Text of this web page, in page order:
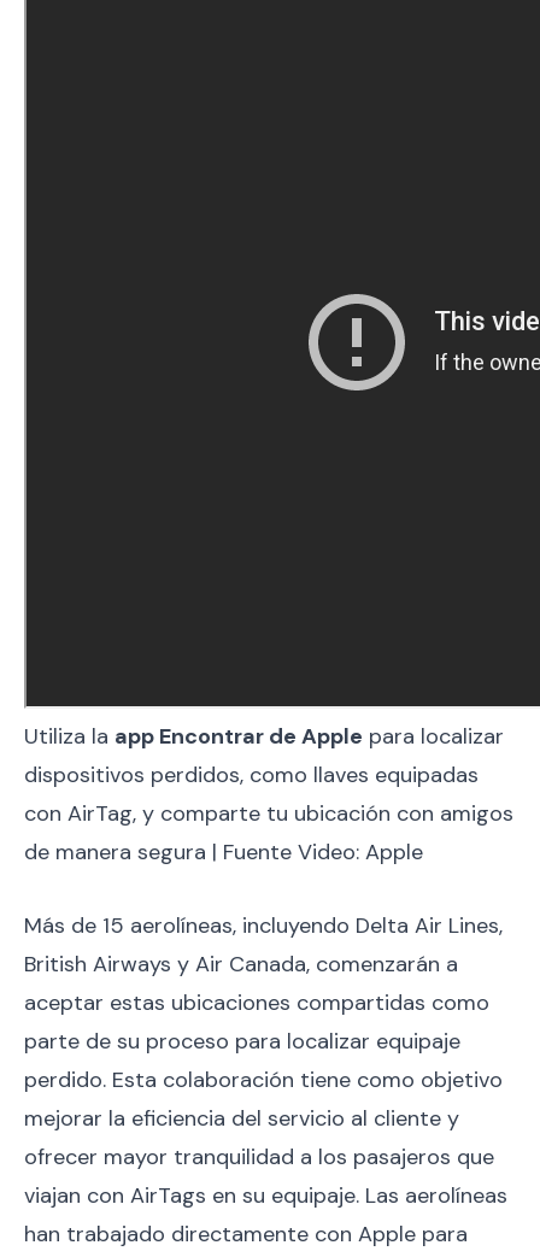
Utiliza la app Encontrar de Apple para localizar
dispositivos perdidos, como llaves equipadas
con AirTag, y comparte tu ubicación con amigos
de manera segura | Fuente Video: Apple
Más de 15 aerolíneas, incluyendo Delta Air Lines,
British Airways y Air Canada, comenzarán a
aceptar estas ubicaciones compartidas como
parte de su proceso para localizar equipaje
perdido. Esta colaboración tiene como objetivo
mejorar la eficiencia del servicio al cliente y
ofrecer mayor tranquilidad a los pasajeros que
viajan con AirTags en su equipaje. Las aerolíneas
han trabajado directamente con Apple para